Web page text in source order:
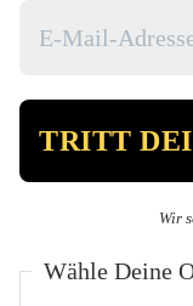
Wir
Wähle Deine